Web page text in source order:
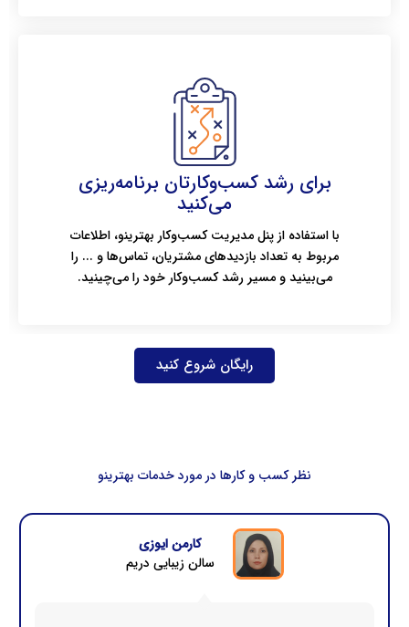
برای رشد کسب‌وکارتان برنامه‌ریزی
می‌کنید
با استفاده از پنل مدیریت کسب‌وکار بهترینو، اطلاعات
مربوط به تعداد بازدیدهای مشتریان، تماس‌ها و ... را
می‌بینید و مسیر رشد کسب‌وکار خود را می‌چینید.
رایگان شروع کنید
نظر کسب و کارها در مورد خدمات بهترینو​
کارمن ایوزی
سالن زیبایی دریم